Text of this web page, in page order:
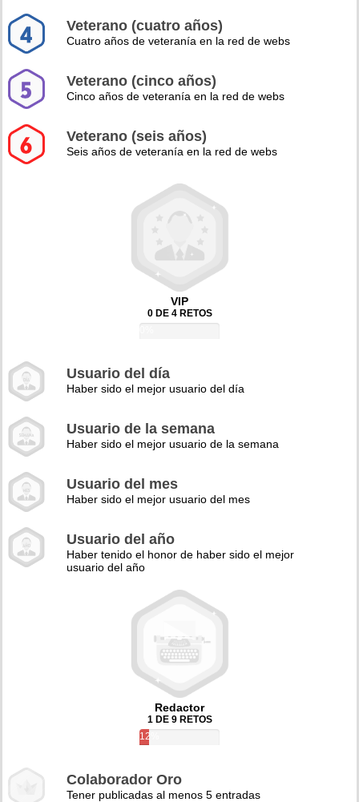
Veterano (cuatro años)
Cuatro años de veteranía en la red de webs
Veterano (cinco años)
Cinco años de veteranía en la red de webs
Veterano (seis años)
Seis años de veteranía en la red de webs
VIP
0 DE 4 RETOS
Usuario del día
Haber sido el mejor usuario del día
Usuario de la semana
Haber sido el mejor usuario de la semana
Usuario del mes
Haber sido el mejor usuario del mes
Usuario del año
Haber tenido el honor de haber sido el mejor
usuario del año
Redactor
1 DE 9 RETOS
12%
Colaborador Oro
Tener publicadas al menos 5 entradas